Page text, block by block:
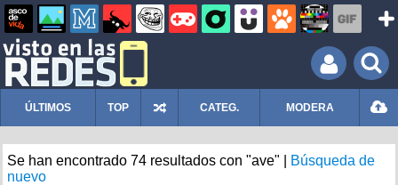
ÚLTIMOS TOP CATEG. MODERA
Se han encontrado 74 resultados con "ave" |
Búsqueda de
nuevo